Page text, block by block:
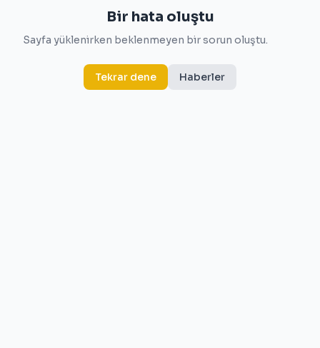
Bir hata oluştu
Sayfa yüklenirken beklenmeyen bir sorun oluştu.
Tekrar dene Haberler